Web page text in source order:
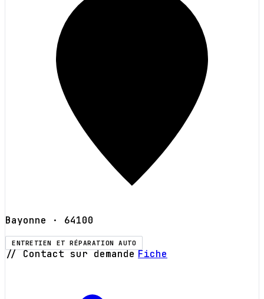
Bayonne · 64100
ENTRETIEN ET RÉPARATION AUTO
// Contact sur demande Fiche